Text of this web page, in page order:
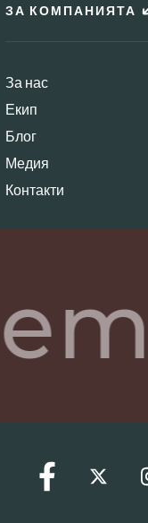
ЗА КОМПАНИЯТА
За нас
Екип
Блог
Медия
Контакти